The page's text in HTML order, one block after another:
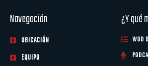
Navegación
UBICACIÓN
EQUIPO
¿Y qué
WOD